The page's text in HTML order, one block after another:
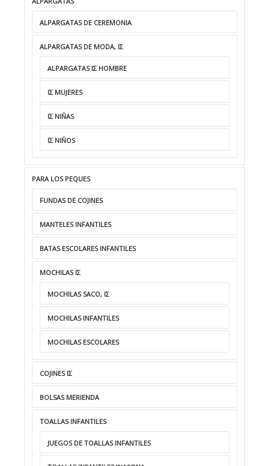
ALPARGATAS DE CEREMONIA
ALPARGATAS DE MODA, ΙΣ
ALPARGATAS ΙΣ HOMBRE
ΙΣ MUJERES
ΙΣ NIÑAS
ΙΣ NIÑOS
PARA LOS PEQUES
FUNDAS DE COJINES
MANTELES INFANTILES
BATAS ESCOLARES INFANTILES
MOCHILAS ΙΣ
MOCHILAS SACO, ΙΣ
MOCHILAS INFANTILES
MOCHILAS ESCOLARES
COJINES IΣ
BOLSAS MERIENDA
TOALLAS INFANTILES
JUEGOS DE TOALLAS INFANTILES